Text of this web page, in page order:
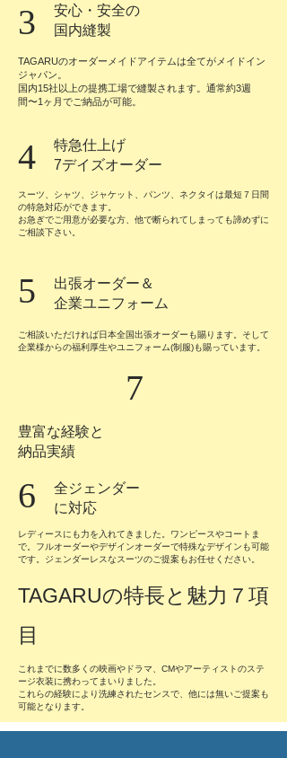
3
安心・安全の
​国内縫製
TAGARUのオーダーメイドアイテムは全てがメイドイン
ジャパン。
国内15社以上の提携工場で縫製されます。通常約3週
間〜1ヶ月でご納品が可能。
4
特急仕上げ
​7デイズオーダー
スーツ、シャツ、ジャケット、パンツ、ネクタイは最短７日間
の特急対応ができます。
お急ぎでご用意が必要な方、他で断られてしまっても諦めずに
ご相談下さい。
5
出張オーダー＆
企業ユニフォーム
ご相談いただければ日本全国出張オーダーも賜ります。そして
企業様からの福利厚生やユニフォーム(制服)も賜っています。
7
豊富な経験と
​納品実績
6
全ジェンダー
に対応
レディースにも力を入れてきました。ワンピースやコートま
で。フルオーダーやデザインオーダーで特殊なデザインも可能
です。 ジェンダーレスなスーツのご提案もお任せください。
TAGARUの特長と魅力７項
目
これまでに数多くの映画やドラマ、CMやアーティストのステ
ージ衣装に携わってまいりました。
​これらの経験により洗練されたセンスで、他には無いご提案も
可能となります。